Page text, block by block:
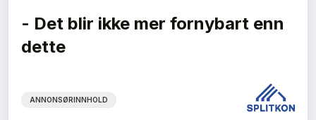
- Det blir ikke mer fornybart enn
dette
ANNONSØRINNHOLD